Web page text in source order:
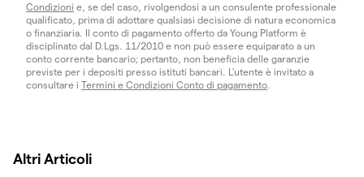
Condizioni e, se del caso, rivolgendosi a un consulente professionale
qualificato, prima di adottare qualsiasi decisione di natura economica
o finanziaria. Il conto di pagamento offerto da Young Platform è
disciplinato dal D.Lgs. 11/2010 e non può essere equiparato a un
conto corrente bancario; pertanto, non beneficia delle garanzie
previste per i depositi presso istituti bancari. L’utente è invitato a
consultare i Termini e Condizioni Conto di pagamento
Altri Articoli